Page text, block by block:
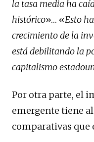
la tasa media ha
histórico»… «Esto
crecimiento de la
está debilitando la
capitalismo
Por otra parte, el
emergente tiene
comparativas